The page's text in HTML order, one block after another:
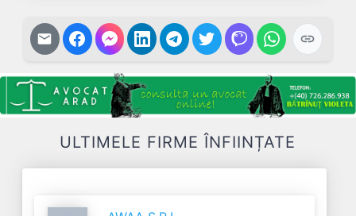
ULTIMELE FIRME ÎNFIINȚATE